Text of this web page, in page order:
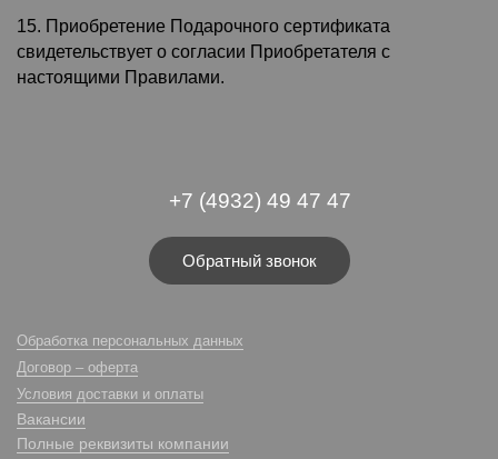
15. Приобретение Подарочного сертификата
свидетельствует о согласии Приобретателя с
настоящими Правилами.
+7 (4932) 49 47 47
Обратный звонок
Обработка персональных данных
Договор – оферта
Условия доставки и оплаты
Вакансии
Полные реквизиты компании